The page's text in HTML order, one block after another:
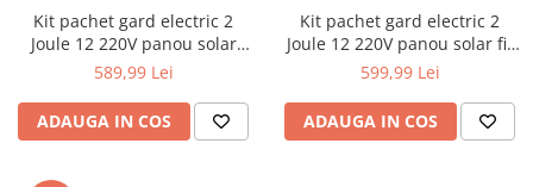
Traversa echilibrare / adaptor
ridcare
Truse diverse consumabile
Kit pachet gard electric 2
Joule 12 220V panou solar
baterie 7ah 500m (BK92717-
589,99 Lei
ADAUGA IN COS
Kit pachet gard electric 2
Joule 12 220V panou solar fir
1000m (BK92717-1000-02)
599,99 Lei
ADAUGA IN COS